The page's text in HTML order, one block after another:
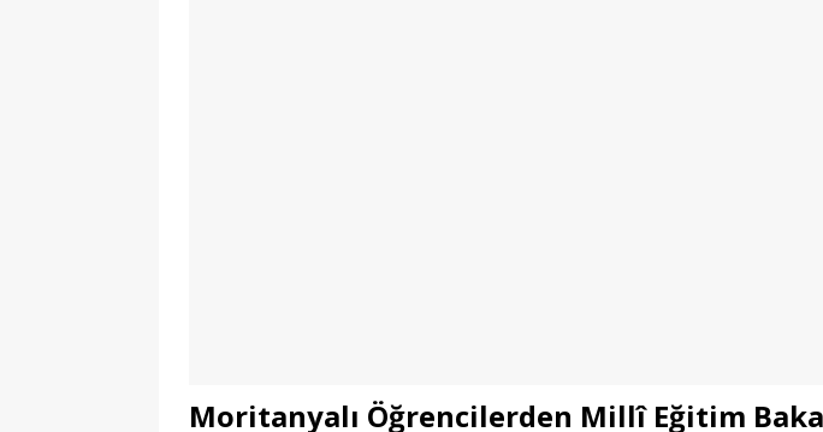
Moritanyalı Öğrencilerden Millî Eğitim